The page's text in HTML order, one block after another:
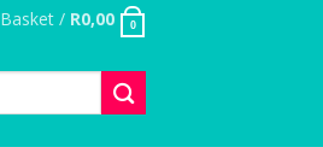
Basket / R0,00 0